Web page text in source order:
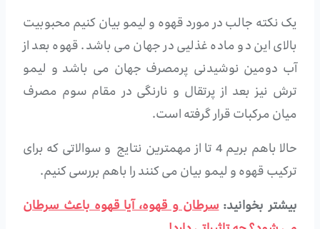
یک نکته جالب در مورد قهوه و لیمو بیان کنیم محبوبیت
بالای این دو ماده غذلیی در جهان می باشد. قهوه بعد از
آب دومین نوشیدنی پرمصرف جهان می باشد و لیمو
ترش نیز بعد از پرتقال و نارنگی در مقام سوم مصرف
میان مرکبات قرار گرفته است.
حالا باهم بریم 4 تا از مهمترین نتایج و سوالاتی که برای
ترکیب قهوه و لیمو بیان می کنند را باهم بررسی کنیم.
بیشتر بخوانید:سرطان و قهوه، آیا قهوه باعث سرطان